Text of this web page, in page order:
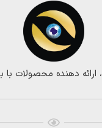
ارائه دهنده محصولات با